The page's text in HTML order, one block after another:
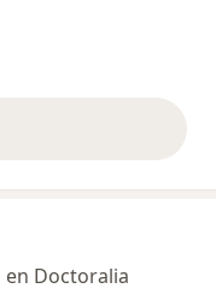
anteriores
en Doctoralia